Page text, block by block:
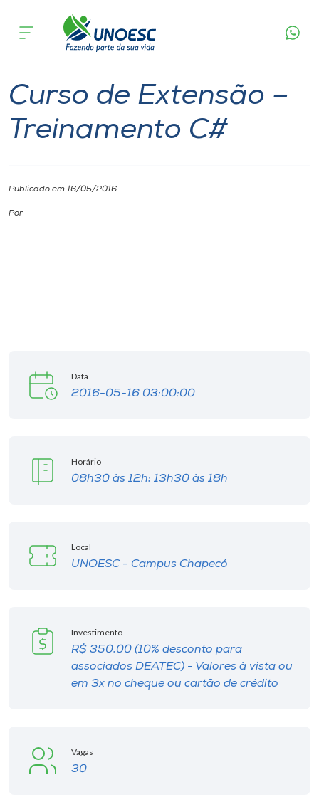
Cursos
Pesquisa
Diplomados
Editora
Museu
Selecione
Curso de Extensão –
Treinamento C#
Publicado em 16/05/2016
Por
Data
2016-05-16 03:00:00
Horário
08h30 às 12h; 13h30 às 18h
Local
UNOESC - Campus Chapecó
Investimento
R$ 350,00 (10% desconto para
associados DEATEC) - Valores à vista ou
em 3x no cheque ou cartão de crédito
Vagas
30